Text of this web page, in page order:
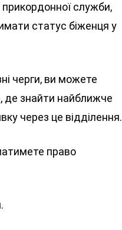
прикордонної служби,
статус біженця у
черги, ви можете
де знайти найближче
через це відділення.
право